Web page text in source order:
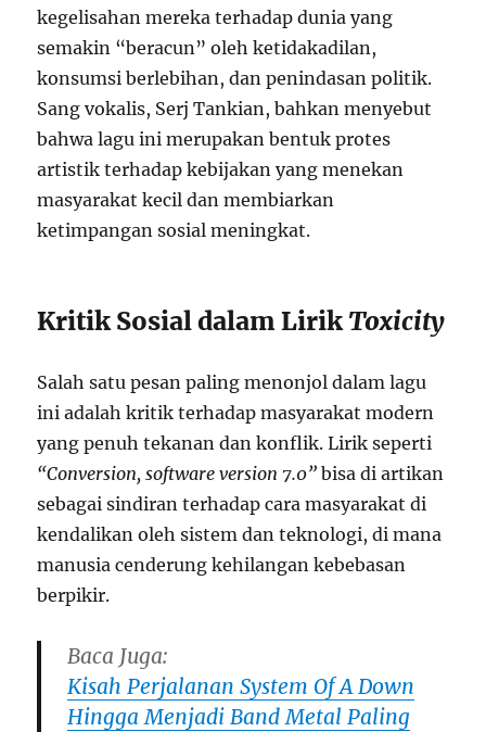
kegelisahan mereka terhadap dunia yang
semakin “beracun” oleh ketidakadilan,
konsumsi berlebihan, dan penindasan politik.
Sang vokalis, Serj Tankian, bahkan menyebut
bahwa lagu ini merupakan bentuk protes
artistik terhadap kebijakan yang menekan
masyarakat kecil dan membiarkan
ketimpangan sosial meningkat.
Kritik Sosial dalam LirikToxicity
Salah satu pesan paling menonjol dalam lagu
ini adalah kritik terhadap masyarakat modern
yang penuh tekanan dan konflik. Lirik seperti
“Conversion, software version 7.0” bisa di artikan
sebagai sindiran terhadap cara masyarakat di
kendalikan oleh sistem dan teknologi, di mana
manusia cenderung kehilangan kebebasan
berpikir.
Baca Juga:
Kisah Perjalanan System Of A Down
Hingga Menjadi Band Metal Paling